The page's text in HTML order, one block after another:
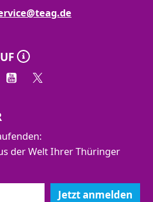
der Welt Ihrer Thüringer
Jetzt anmelden